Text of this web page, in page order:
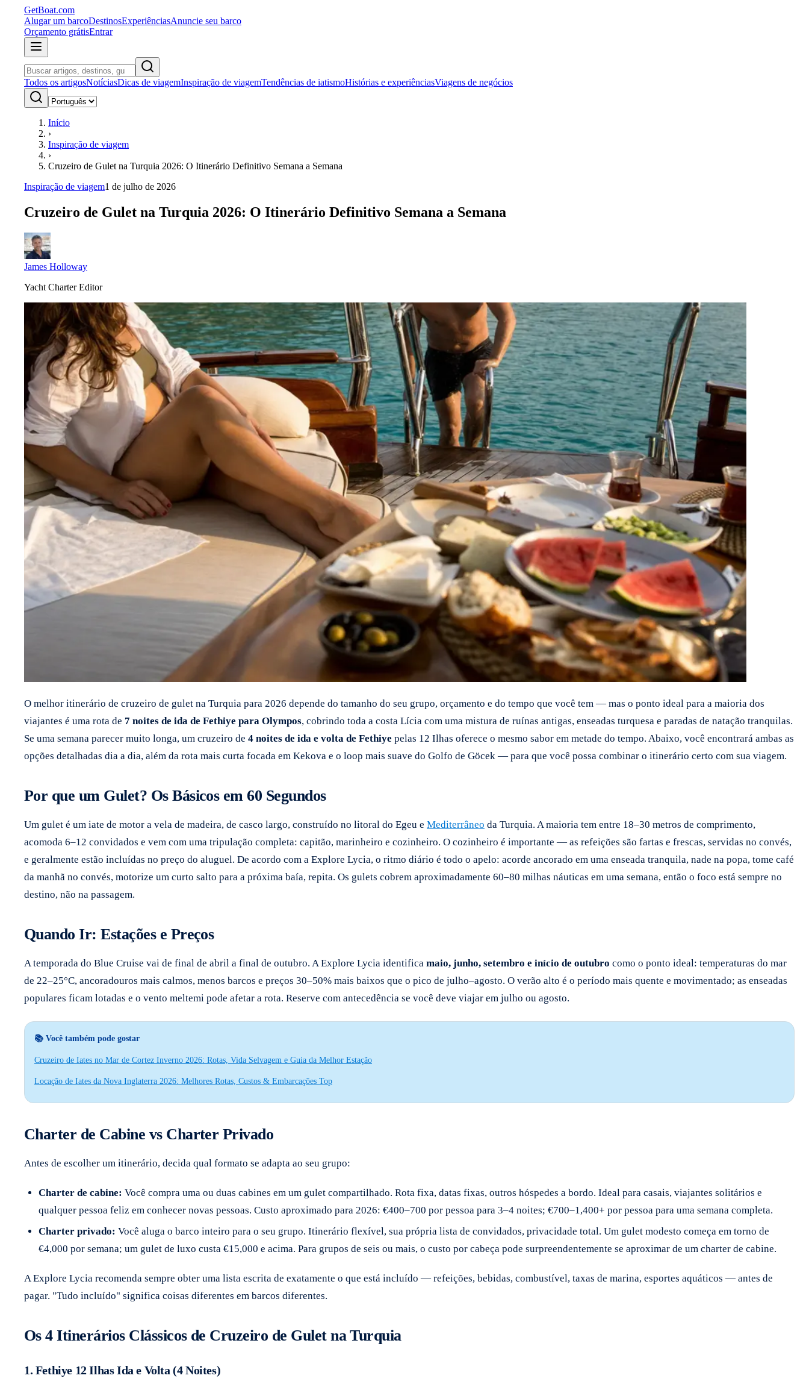
GetBoat.com
Alugar um barcoDestinosExperiênciasAnuncie seu barco
Orçamento grátisEntrar
Todos os artigosNotíciasDicas de viagemInspiração de viagemTendências de iatismoHistórias e experiênciasViagens de negócios
Início
›
Inspiração de viagem
›
Cruzeiro de Gulet na Turquia 2026: O Itinerário Definitivo Semana a Semana
Inspiração de viagem1 de julho de 2026
Cruzeiro de Gulet na Turquia 2026: O Itinerário Definitivo Semana a Semana
James Holloway
Yacht Charter Editor
O melhor itinerário de cruzeiro de gulet na Turquia para 2026 depende do tamanho do seu grupo, orçamento e do tempo que você tem — mas o ponto ideal para a maioria dos
viajantes é uma rota de 7 noites de ida de Fethiye para Olympos, cobrindo toda a costa Lícia com uma mistura de ruínas antigas, enseadas turquesa e paradas de natação tranquilas.
Se uma semana parecer muito longa, um cruzeiro de 4 noites de ida e volta de Fethiye pelas 12 Ilhas oferece o mesmo sabor em metade do tempo. Abaixo, você encontrará ambas as
opções detalhadas dia a dia, além da rota mais curta focada em Kekova e o loop mais suave do Golfo de Göcek — para que você possa combinar o itinerário certo com sua viagem.
Por que um Gulet? Os Básicos em 60 Segundos
Um gulet é um iate de motor a vela de madeira, de casco largo, construído no litoral do Egeu e Mediterrâneo da Turquia. A maioria tem entre 18–30 metros de comprimento,
acomoda 6–12 convidados e vem com uma tripulação completa: capitão, marinheiro e cozinheiro. O cozinheiro é importante — as refeições são fartas e frescas, servidas no convés,
e geralmente estão incluídas no preço do aluguel. De acordo com a Explore Lycia, o ritmo diário é todo o apelo: acorde ancorado em uma enseada tranquila, nade na popa, tome café
da manhã no convés, motorize um curto salto para a próxima baía, repita. Os gulets cobrem aproximadamente 60–80 milhas náuticas em uma semana, então o foco está sempre no
destino, não na passagem.
Quando Ir: Estações e Preços
A temporada do Blue Cruise vai de final de abril a final de outubro. A Explore Lycia identifica maio, junho, setembro e início de outubro como o ponto ideal: temperaturas do mar
de 22–25°C, ancoradouros mais calmos, menos barcos e preços 30–50% mais baixos que o pico de julho–agosto. O verão alto é o período mais quente e movimentado; as enseadas
populares ficam lotadas e o vento meltemi pode afetar a rota. Reserve com antecedência se você deve viajar em julho ou agosto.
📚 Você também pode gostar
Cruzeiro de Iates no Mar de Cortez Inverno 2026: Rotas, Vida Selvagem e Guia da Melhor Estação
Locação de Iates da Nova Inglaterra 2026: Melhores Rotas, Custos & Embarcações Top
Charter de Cabine vs Charter Privado
Antes de escolher um itinerário, decida qual formato se adapta ao seu grupo:
Charter de cabine: Você compra uma ou duas cabines em um gulet compartilhado. Rota fixa, datas fixas, outros hóspedes a bordo. Ideal para casais, viajantes solitários e
qualquer pessoa feliz em conhecer novas pessoas. Custo aproximado para 2026: €400–700 por pessoa para 3–4 noites; €700–1,400+ por pessoa para uma semana completa.
Charter privado: Você aluga o barco inteiro para o seu grupo. Itinerário flexível, sua própria lista de convidados, privacidade total. Um gulet modesto começa em torno de
€4,000 por semana; um gulet de luxo custa €15,000 e acima. Para grupos de seis ou mais, o custo por cabeça pode surpreendentemente se aproximar de um charter de cabine.
A Explore Lycia recomenda sempre obter uma lista escrita de exatamente o que está incluído — refeições, bebidas, combustível, taxas de marina, esportes aquáticos — antes de
pagar. "Tudo incluído" significa coisas diferentes em barcos diferentes.
Os 4 Itinerários Clássicos de Cruzeiro de Gulet na Turquia
1. Fethiye 12 Ilhas Ida e Volta (4 Noites)